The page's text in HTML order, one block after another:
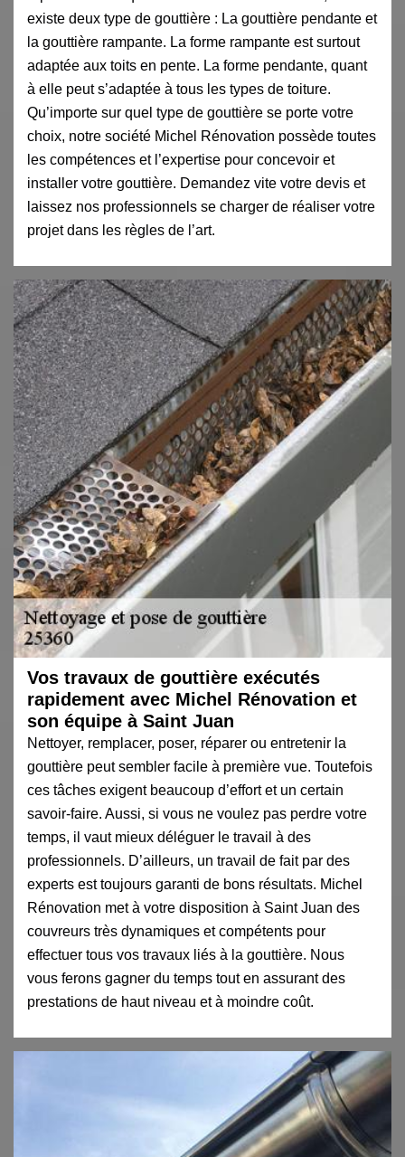
existe deux type de gouttière : La gouttière pendante et
la gouttière rampante. La forme rampante est surtout
adaptée aux toits en pente. La forme pendante, quant
à elle peut s’adaptée à tous les types de toiture.
Qu’importe sur quel type de gouttière se porte votre
choix, notre société Michel Rénovation possède toutes
les compétences et l’expertise pour concevoir et
installer votre gouttière. Demandez vite votre devis et
laissez nos professionnels se charger de réaliser votre
projet dans les règles de l’art.
Vos travaux de gouttière exécutés
rapidement avec Michel Rénovation et
son équipe à Saint Juan
Nettoyer, remplacer, poser, réparer ou entretenir la
gouttière peut sembler facile à première vue. Toutefois
ces tâches exigent beaucoup d’effort et un certain
savoir-faire. Aussi, si vous ne voulez pas perdre votre
temps, il vaut mieux déléguer le travail à des
professionnels. D’ailleurs, un travail de fait par des
experts est toujours garanti de bons résultats. Michel
Rénovation met à votre disposition à Saint Juan des
couvreurs très dynamiques et compétents pour
effectuer tous vos travaux liés à la gouttière. Nous
vous ferons gagner du temps tout en assurant des
prestations de haut niveau et à moindre coût.